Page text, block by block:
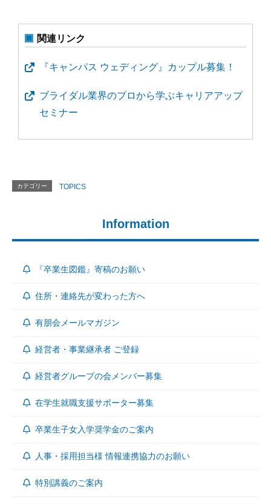
関連リンク
『キャンパス ウェディング』カップル募集！
ブライダル業界のプロから学ぶキャリアアップ
セミナー
カテゴリー TOPICS
Information
『卒業生図鑑』寄稿のお願い
住所・連絡先が変わった方へ
有朋会メールマガジン
経営者・事業継承者 ご登録
経営者グループの会メンバー募集
在学生就職支援サポーター募集
卒業生子女入学奨学金のご案内
人事・採用担当様 情報連携協力のお願い
特別講義のご案内